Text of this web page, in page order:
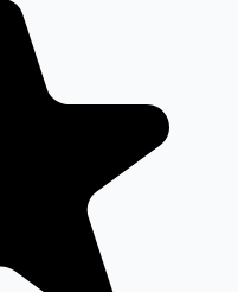
solo backoffice con
compartidos o
nativos
configurables, meta
y datos
con hooks modulares,